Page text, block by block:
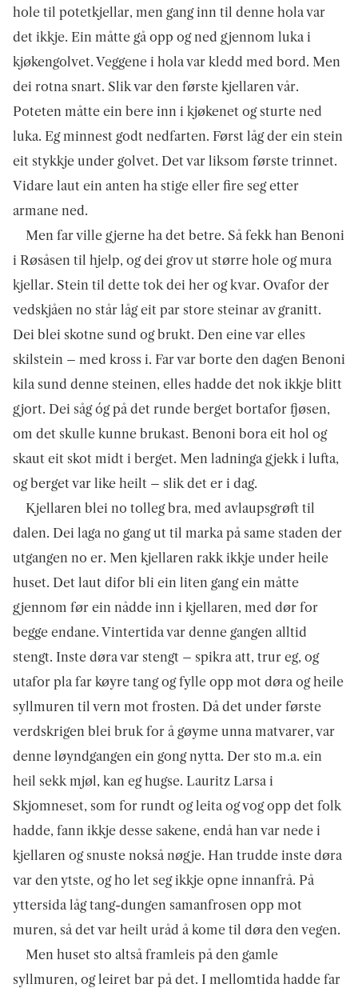
hole til potetkjellar, men gang inn til denne hola var
det ikkje. Ein måtte gå opp og ned gjennom luka i
kjøkengolvet. Veggene i hola var kledd med bord. Men
dei rotna snart. Slik var den første kjellaren vår.
Poteten måtte ein bere inn i kjøkenet og sturte ned
luka. Eg minnest godt nedfar­ten. Først låg der ein stein
eit stykkje under golvet. Det var liksom første trinnet.
Vidare laut ein anten ha stige eller fire seg etter
armane ned.
Men far ville gjerne ha det betre. Så fekk han Benoni
i Røsåsen til hjelp, og dei grov ut større hole og mura
kjellar. Stein til dette tok dei her og kvar. Ovafor der
vedskjåen no står låg eit par store steinar av granitt.
Dei blei skotne sund og brukt. Den eine var elles
skilstein – med kross i. Far var borte den dagen Benoni
kila sund denne steinen, elles hadde det nok ikkje blitt
gjort. Dei såg óg på det runde berget bortafor fjøsen,
om det skulle kunne brukast. Benoni bora eit hol og
skaut eit skot midt i berget. Men ladninga gjekk i lufta,
og berget var like heilt – slik det er i dag.
Kjellaren blei no tolleg bra, med avlaupsgrøft til
dalen. Dei laga no gang ut til marka på same staden der
utgangen no er. Men kjellaren rakk ikkje under heile
huset. Det laut difor bli ein liten gang ein måtte
gjennom før ein nådde inn i kjellaren, med dør for
begge endane. Vintertida var denne gangen alltid
stengt. Inste døra var stengt – spikra att, trur eg, og
utafor pla far køyre tang og fylle opp mot døra og heile
syll­muren til vern mot frosten. Då det under første
verdskrigen blei bruk for å gøyme unna matvarer, var
denne løyndgangen ein gong nytta. Der sto m.a. ein
heil sekk mjøl, kan eg hugse. Lauritz Larsa i
Skjomneset, som for rundt og leita og vog opp det folk
hadde, fann ikkje desse sakene, endå han var nede i
kjellaren og snuste nokså nøgje. Han trudde inste døra
var den ytste, og ho let seg ikkje opne innanfrå. På
yttersida låg tang-dungen samanfrosen opp mot
muren, så det var heilt uråd å kome til døra den vegen.
Men huset sto altså framleis på den gamle
syllmuren, og leiret bar på det. I mellomtida hadde far